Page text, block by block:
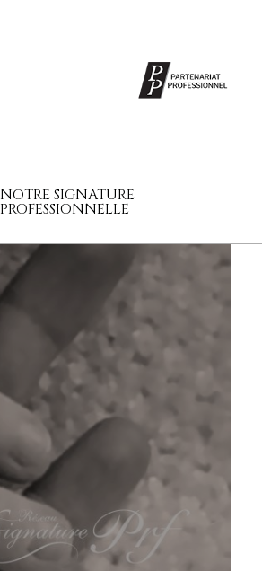
NOTRE SIGNATURE
PROFESSIONNELLE